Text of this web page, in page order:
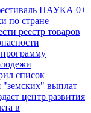
НАУКА 0+
по стране
реестр товаров
список
"земских" выплат
центр развития
в